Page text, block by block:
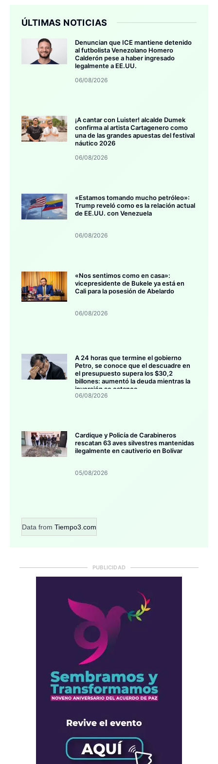
ÚLTIMAS NOTICIAS
Denuncian que ICE mantiene detenido
al futbolista Venezolano Homero
Calderón pese a haber ingresado
legalmente a EE.UU.
06/08/2026
¡A cantar con Luister! alcalde Dumek
confirma al artista Cartagenero como
una de las grandes apuestas del festival
náutico 2026
06/08/2026
«Estamos tomando mucho petróleo»:
Trump reveló como es la relación actual
de EE.UU. con Venezuela
06/08/2026
«Nos sentimos como en casa»:
vicepresidente de Bukele ya está en
Cali para la posesión de Abelardo
06/08/2026
A 24 horas que termine el gobierno
Petro, se conoce que el descuadre en
el presupuesto supera los $30,2
billones: aumentó la deuda mientras la
inversión se estanca
06/08/2026
Cardique y Policía de Carabineros
rescatan 63 aves silvestres mantenidas
ilegalmente en cautiverio en Bolívar
05/08/2026
Data from Tiempo3.com
PUBLICIDAD